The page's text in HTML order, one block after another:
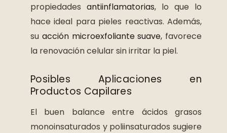
propiedades antiinflamatorias, lo que lo
hace ideal para pieles reactivas. Además,
su acción microexfoliante suave, favorece
la renovación celular sin irritar la piel.
Posibles Aplicaciones en
Productos Capilares
El buen balance entre ácidos grasos
monoinsaturados y poliinsaturados sugiere